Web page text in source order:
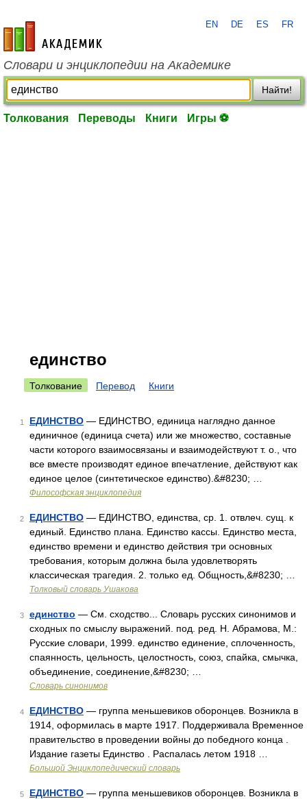
academic.ru
EN DE ES FR
Словари и энциклопедии на Академике
Найти!
Толкования Переводы Книги Игры ⚽
единство
Толкование Перевод Книги
1 ЕДИНСТВО — ЕДИНСТВО, единица наглядно данное
единичное (единица счета) или же множество, составные
части которого взаимосвязаны и взаимодействуют т. о., что
все вместе производят единое впечатление, действуют как
единое целое (синтетическое единство).&#8230; …
Философская энциклопедия
2 ЕДИНСТВО — ЕДИНСТВО, единства, ср. 1. отвлеч. сущ. к
единый. Единство плана. Единство кассы. Единство места,
единство времени и единство действия три основных
требования, которым должна была удовлетворять
классическая трагедия. 2. только ед. Общность,&#8230; …
Толковый словарь Ушакова
3 единство — См. сходство... Словарь русских синонимов и
сходных по смыслу выражений. под. ред. Н. Абрамова, М.:
Русские словари, 1999. единство единение, сплоченность,
спаянность, цельность, целостность, союз, спайка, смычка,
объединение, соединение,&#8230; …
Словарь синонимов
4 ЕДИНСТВО — группа меньшевиков оборонцев. Возникла в
1914, оформилась в марте 1917. Поддерживала Временное
правительство в проведении войны до победного конца .
Издание газеты Единство . Распалась летом 1918 …
Большой Энциклопедический словарь
5 ЕДИНСТВО — группа меньшевиков оборонцев. Возникла в